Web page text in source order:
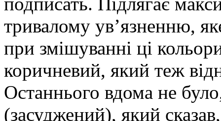
тривалому ув’язненню,
при змішуванні ці
коричневий, який теж
Останнього вдома не
(засуджений), який